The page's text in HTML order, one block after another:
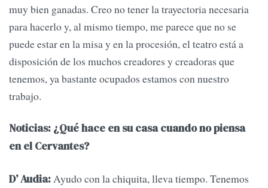
muy bien ganadas. Creo no tener la trayectoria necesaria
para hacerlo y, al mismo tiempo, me parece que no se
puede estar en la misa y en la procesión, el teatro está a
disposición de los muchos creadores y creadoras que
tenemos, ya bastante ocupados estamos con nuestro
trabajo.
Noticias: ¿Qué hace en su casa cuando no piensa
en el Cervantes?
D’ Audia: Ayudo con la chiquita, lleva tiempo. Tenemos